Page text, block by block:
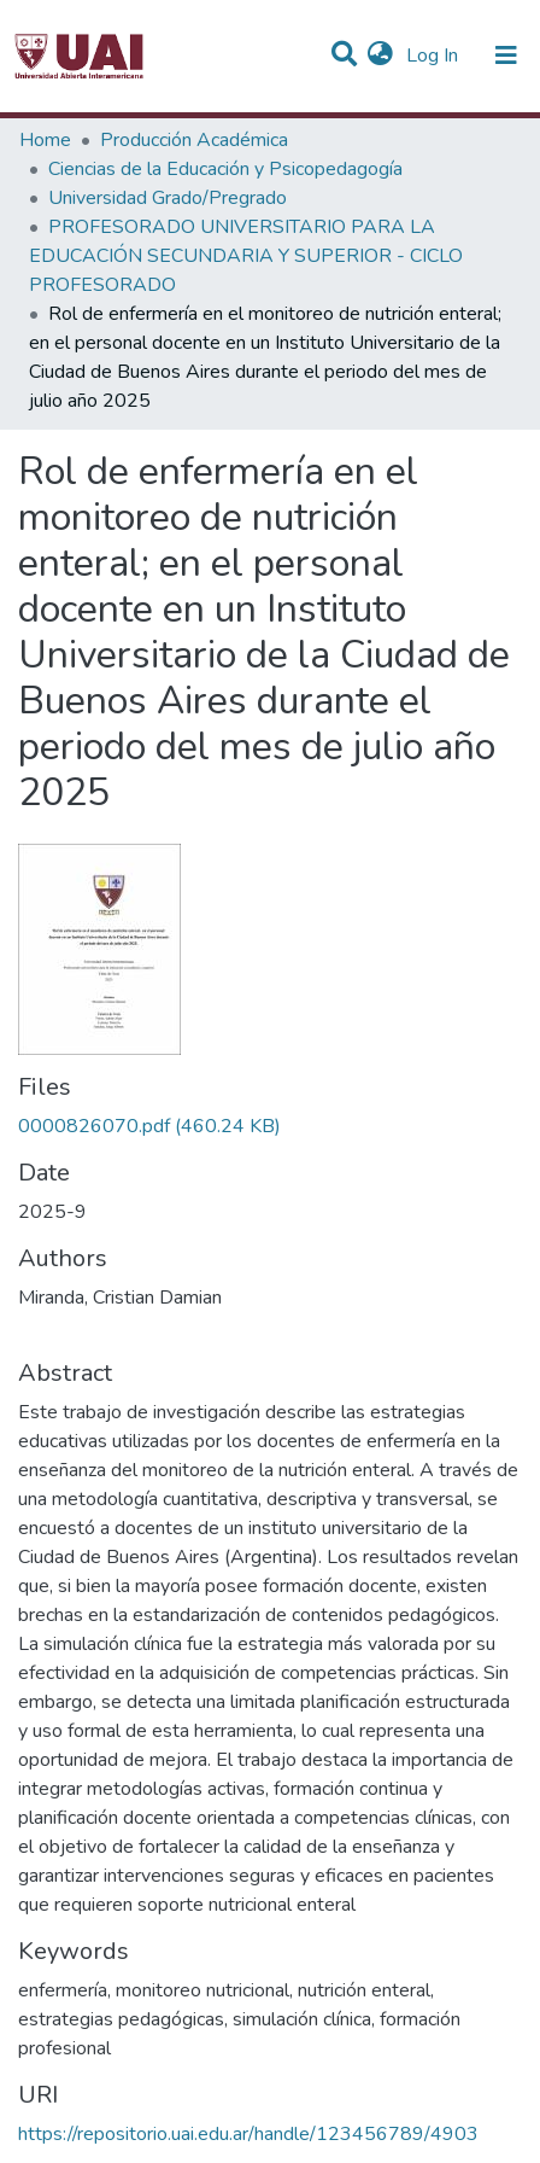
Log In (current)
Statistics
Communities & Collections
All of DSpace
Home
Producción Académica
Ciencias de la Educación y Psicopedagogía
Universidad Grado/Pregrado
PROFESORADO UNIVERSITARIO PARA LA
EDUCACIÓN SECUNDARIA Y SUPERIOR - CICLO
PROFESORADO
Rol de enfermería en el monitoreo de nutrición enteral;
en el personal docente en un Instituto Universitario de la
Ciudad de Buenos Aires durante el periodo del mes de
julio año 2025
Rol de enfermería en el
monitoreo de nutrición
enteral; en el personal
docente en un Instituto
Universitario de la Ciudad de
Buenos Aires durante el
periodo del mes de julio año
2025
Files
0000826070.pdf (460.24 KB)
Date
2025-9
Authors
Miranda, Cristian Damian
Abstract
Este trabajo de investigación describe las estrategias
educativas utilizadas por los docentes de enfermería en la
enseñanza del monitoreo de la nutrición enteral. A través de
una metodología cuantitativa, descriptiva y transversal, se
encuestó a docentes de un instituto universitario de la
Ciudad de Buenos Aires (Argentina). Los resultados revelan
que, si bien la mayoría posee formación docente, existen
brechas en la estandarización de contenidos pedagógicos.
La simulación clínica fue la estrategia más valorada por su
efectividad en la adquisición de competencias prácticas. Sin
embargo, se detecta una limitada planificación estructurada
y uso formal de esta herramienta, lo cual representa una
oportunidad de mejora. El trabajo destaca la importancia de
integrar metodologías activas, formación continua y
planificación docente orientada a competencias clínicas, con
el objetivo de fortalecer la calidad de la enseñanza y
garantizar intervenciones seguras y eficaces en pacientes
que requieren soporte nutricional enteral
Keywords
enfermería, monitoreo nutricional, nutrición enteral,
estrategias pedagógicas, simulación clínica, formación
profesional
URI
https://repositorio.uai.edu.ar/handle/123456789/4903